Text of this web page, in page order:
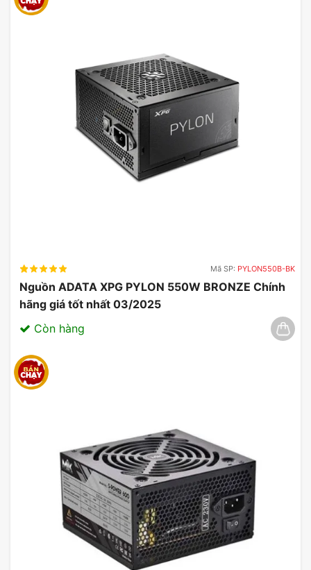
Mã SP: PYLON550B-BK
Nguồn ADATA XPG PYLON 550W BRONZE Chính
hãng giá tốt nhất 03/2025
Còn hàng